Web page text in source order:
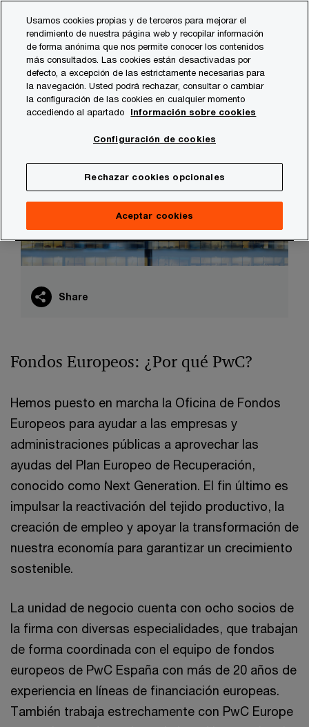
content
footer
¿Quieres que te ayudemos con los PERTE?
Conoce nuestras capacidades y cómo
Oficina de Fondos Europeos de PwC
Share
Fondos Europeos: ¿Por qué PwC?
Hemos puesto en marcha la Oficina de Fondos
Europeos para ayudar a las empresas y
administraciones públicas a aprovechar las
ayudas del Plan Europeo de Recuperación,
conocido como Next Generation. El fin último es
impulsar la reactivación del tejido productivo, la
creación de empleo y apoyar la transformación de
nuestra economía para garantizar un crecimiento
sostenible.
La unidad de negocio cuenta con ocho socios de
la firma con diversas especialidades, que trabajan
de forma coordinada con el equipo de fondos
europeos de PwC España con más de 20 años de
experiencia en líneas de financiación europeas.
También trabaja estrechamente con PwC Europe
Usamos cookies propias y de terceros para mejorar el
rendimiento de nuestra página web y recopilar información
de forma anónima que nos permite conocer los contenidos
más consultados. Las cookies están desactivadas por
defecto, a excepción de las estrictamente necesarias para
la navegación. Usted podrá rechazar, consultar o cambiar
la configuración de las cookies en cualquier momento
accediendo al apartado
Información sobre cookies
Configuración de cookies
Rechazar cookies opcionales
Aceptar cookies